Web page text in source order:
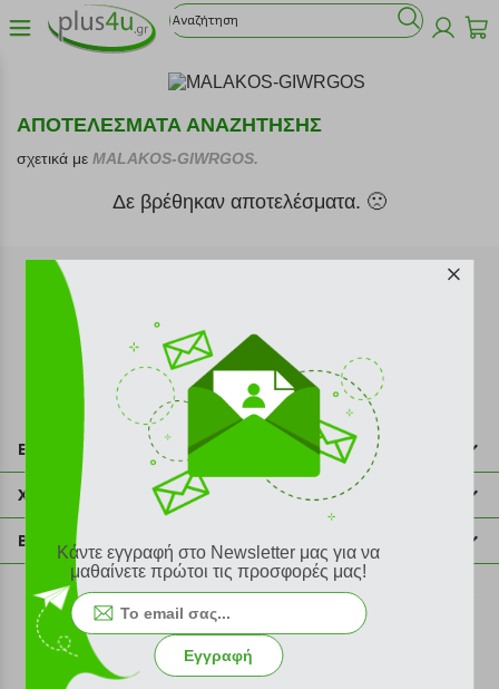
ΑΠΟΤΕΛΕΣΜΑΤΑ ΑΝΑΖΗΤΗΣΗΣ
σχετικά με MALAKOS-GIWRGOS.
Δε βρέθηκαν αποτελέσματα. 🙁
Εγγραφή στο newsletter
Επικοινωνία
211 2000 700
info@plus4u.gr
Χρήσιμες πληροφορίες
Η εταιρία
Σημεία παραλαβής
Ευκαιρίες καριέρας
Όροι χρήσης
Sitemap
Βοήθεια
Εξέλιξη παραγγελίας
Τρόποι παραγγελίας
Τρόποι πληρωμής
Τρόποι αποστολής
©2026 Plus4u.gr
Κάντε εγγραφή στο Newsletter μας για να
μαθαίνετε πρώτοι τις προσφορές μας!
Εγγραφή